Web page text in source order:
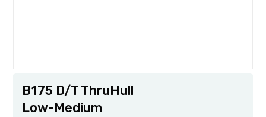
B175 D/T ThruHull
Low-Medium